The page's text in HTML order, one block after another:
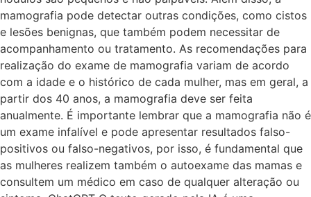
mamografia pode detectar outras condições, como cistos
e lesões benignas, que também podem necessitar de
acompanhamento ou tratamento. As recomendações para
realização do exame de mamografia variam de acordo
com a idade e o histórico de cada mulher, mas em geral, a
partir dos 40 anos, a mamografia deve ser feita
anualmente. É importante lembrar que a mamografia não é
um exame infalível e pode apresentar resultados falso-
positivos ou falso-negativos, por isso, é fundamental que
as mulheres realizem também o autoexame das mamas e
consultem um médico em caso de qualquer alteração ou